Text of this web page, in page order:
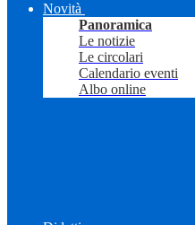
Novità
Panoramica
Le notizie
Le circolari
Calendario eventi
Albo online